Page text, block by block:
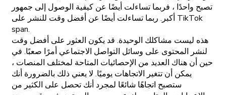
تصبح واحدًا ، فربما تساءلت أيضًا عن كيفية الوصول إلى جمهور
أكبر. ربما تساءلت أيضًا عن أفضل وقت للنشر على TikTok
span.
هذه ليست مشاكلك الوحيدة. قد يكون العثور على أفضل وقت
لنشر المحتوى على وسائل التواصل الاجتماعي أمرًا صعبًا. في
حين أن هناك العديد من الإحصائيات المتاحة لمختلف المنصات ،
يمكن أن تتغير الاتجاهات يوميًا. لا يعني ذلك بالضرورة أنك
ستصبح اتجاهًا شائعًا لمجرد أنك تحصل على الكثير من